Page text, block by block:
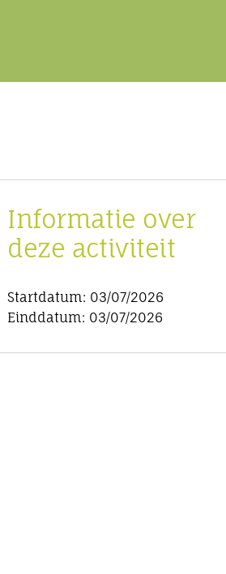
Informatie over
deze activiteit
Startdatum: 03/07/2026
Einddatum: 03/07/2026